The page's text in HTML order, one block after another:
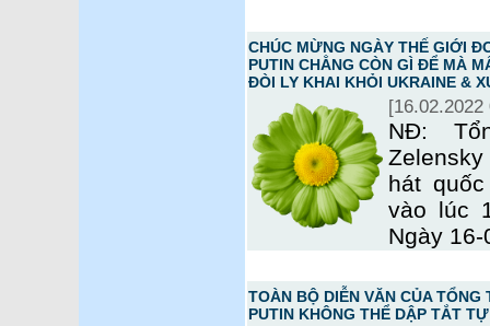
CHÚC MỪNG NGÀY THẾ GIỚI
PUTIN CHẲNG CÒN GÌ ĐỂ MÀ
ĐÒI LY KHAI KHỎI UKRAINE &
[16.02.2022
NĐ:
hát
vào lúc
Ngày
TOÀN BỘ DIỄN VĂN CỦA TỔNG
PUTIN KHÔNG THỂ DẬP TẮT